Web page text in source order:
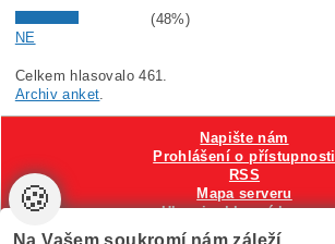
(48%)
NE
Celkem hlasovalo 461.
Archiv anket.
Napište nám
Prohlášení o přístupnosti
RSS
Mapa serveru
Hlavni reklamní banner
Nastavení cookies
🍪